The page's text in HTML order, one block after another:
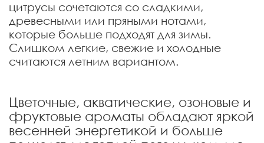
цитрусы сочетаются со сладкими,
древесными или пряными нотами,
которые больше подходят для зимы.
Слишком легкие, свежие и холодные
считаются летним вариантом.
Цветочные, акватические, озоновые и
фруктовые ароматы обладают яркой
весенней энергетикой и больше